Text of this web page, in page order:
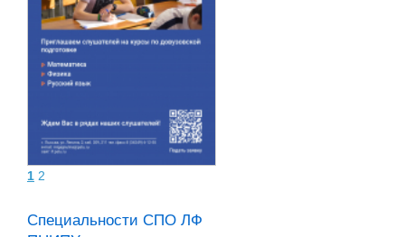
1 2
СПО ЛФ
Специальности СПО ЛФ